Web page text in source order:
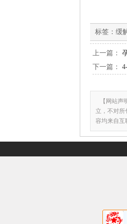
标签： 缓
上一篇：
下一篇：
【网站声
立，不对
容均来自互